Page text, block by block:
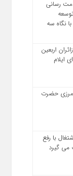
‌رسانی
نگاه سه‌
اربعین
ایلام
مرزی حضرت
با رفع
می‌ گیرد